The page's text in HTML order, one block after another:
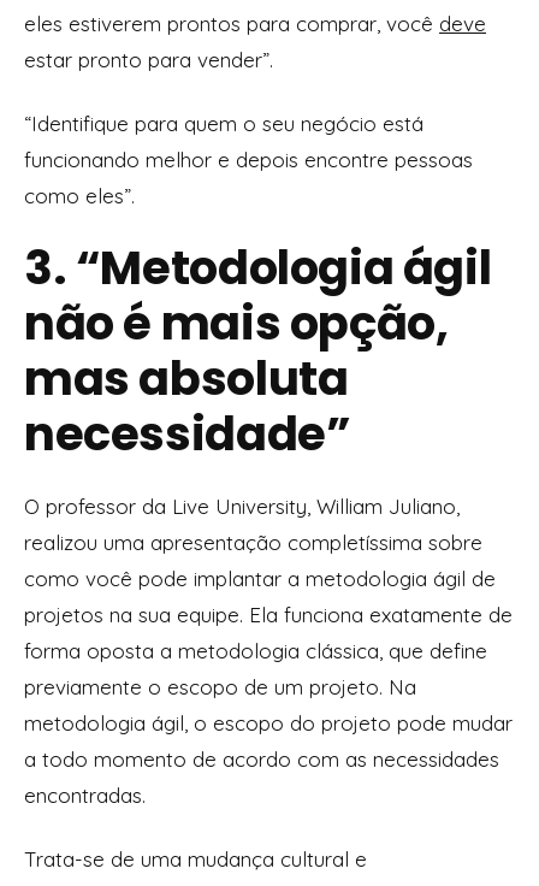
eles estiverem prontos para comprar, você deve
estar pronto para vender”.
“Identifique para quem o seu negócio está
funcionando melhor e depois encontre pessoas
como eles”.
3. “Metodologia ágil
não é mais opção,
mas absoluta
necessidade”
O professor da Live University, William Juliano,
realizou uma apresentação completíssima sobre
como você pode implantar a metodologia ágil de
projetos na sua equipe. Ela funciona exatamente de
forma oposta a metodologia clássica, que define
previamente o escopo de um projeto. Na
metodologia ágil, o escopo do projeto pode mudar
a todo momento de acordo com as necessidades
encontradas.
Trata-se de uma mudança cultural e